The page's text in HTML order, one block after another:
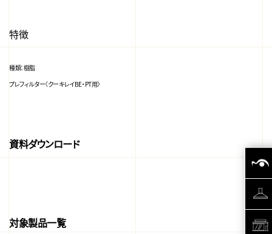
特徴
種類：樹脂
プレフィルター〈クーキレイBE・PT用〉
資料ダウンロード
対象製品一覧